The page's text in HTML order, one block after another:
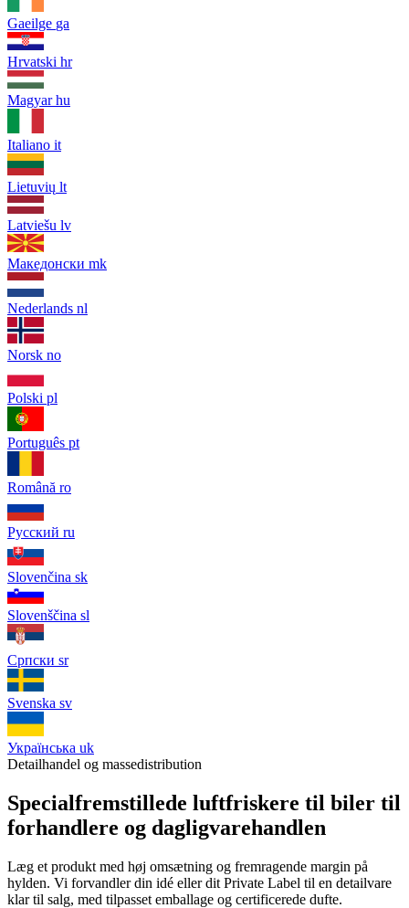
Gaeilge ga
Hrvatski hr
Magyar hu
Italiano it
Lietuvių lt
Latviešu lv
Македонски mk
Nederlands nl
Norsk no
Polski pl
Português pt
Română ro
Русский ru
Slovenčina sk
Slovenščina sl
Српски sr
Svenska sv
Українська uk
Detailhandel og massedistribution
Specialfremstillede luftfriskere til biler til
forhandlere og dagligvarehandlen
Læg et produkt med høj omsætning og fremragende margin på
hylden. Vi forvandler din idé eller dit Private Label til en detailvare
klar til salg, med tilpasset emballage og certificerede dufte.